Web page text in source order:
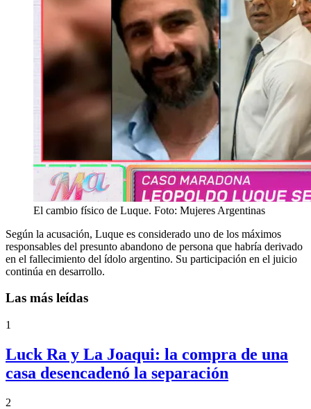
El cambio físico de Luque. Foto: Mujeres Argentinas
Según la acusación, Luque es considerado uno de los máximos
responsables del presunto abandono de persona que habría derivado
en el fallecimiento del ídolo argentino. Su participación en el juicio
continúa en desarrollo.
Las más leídas
1
Luck Ra y La Joaqui: la compra de una
casa desencadenó la separación
2